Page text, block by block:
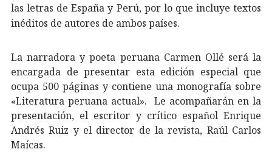
las letras de España y Perú, por lo que incluye textos
inéditos de autores de ambos países.
La narradora y poeta peruana Carmen Ollé será la
encargada de presentar esta edición especial que
ocupa 500 páginas y contiene una monografía sobre
«Literatura peruana actual». Le acompañarán en la
presentación, el escritor y crítico español Enrique
Andrés Ruiz y el director de la revista, Raúl Carlos
Maícas.